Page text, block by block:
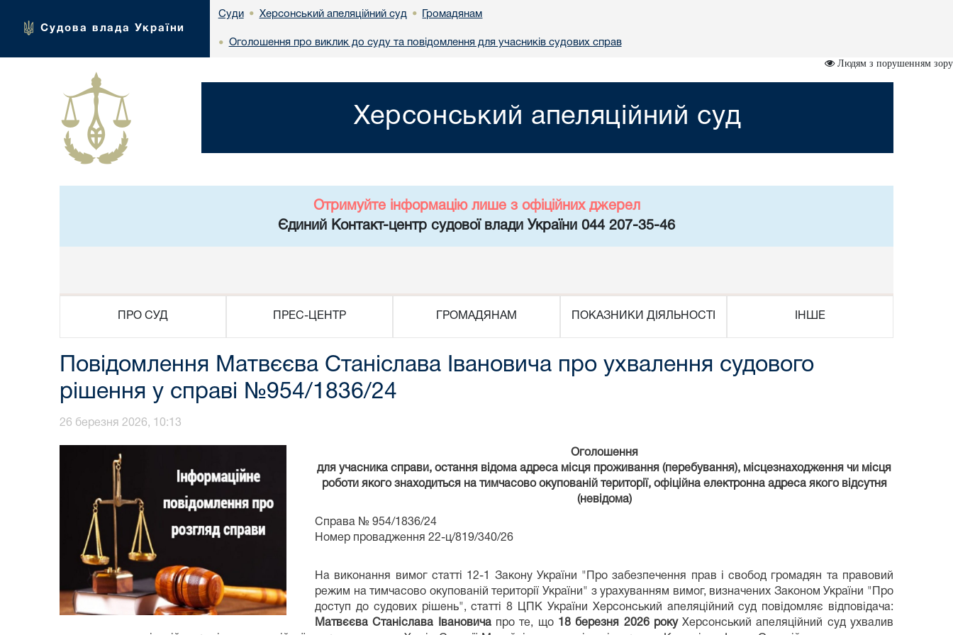
Судова влада України
Суди • Херсонський апеляційний суд • Громадянам
• Оголошення про виклик до суду та повідомлення для учасників судових справ
Людям з порушенням зору
Херсонський апеляційний суд
Отримуйте інформацію лише з офіційних джерел
Єдиний Контакт-центр судової влади України 044 207-35-46
ПРО СУД ПРЕС-ЦЕНТР ГРОМАДЯНАМ ПОКАЗНИКИ ДІЯЛЬНОСТІ ІНШЕ
Повідомлення Матвєєва Станіслава Івановича про ухвалення судового
рішення у справі №954/1836/24
26 березня 2026, 10:13
Оголошення
для учасника справи, остання відома адреса місця проживання (перебування), місцезнаходження чи місця
роботи якого знаходиться на тимчасово окупованій території, офіційна електронна адреса якого відсутня
(невідома)
Справа № 954/1836/24
Номер провадження 22-ц/819/340/26
На виконання вимог статті 12-1 Закону України "Про забезпечення прав і свобод громадян та правовий
режим на тимчасово окупованій території України" з урахуванням вимог, визначених Законом України "Про
доступ до судових рішень", статті 8 ЦПК України Херсонський апеляційний суд повідомляє відповідача:
Матвєєва Станіслава Івановичапро те, що 18 березня 2026 рокуХерсонський апеляційний суд ухвалив